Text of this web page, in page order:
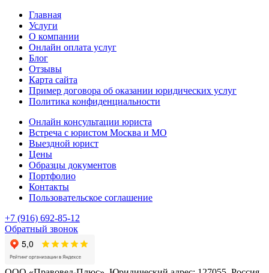
Главная
Услуги
О компании
Онлайн оплата услуг
Блог
Отзывы
Карта сайта
Пример договора об оказании юридических услуг
Политика конфиденциальности
Онлайн консультации юриста
Встреча с юристом Москва и МО
Выездной юрист
Цены
Образцы документов
Портфолио
Контакты
Пользовательское соглашение
+7 (916) 692-85-12
Обратный звонок